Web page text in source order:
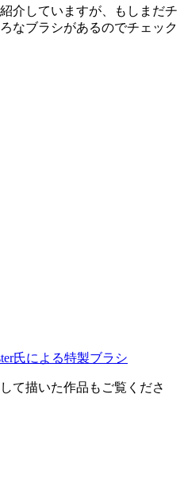
介していますが、もしまだチ
なブラシがあるのでチェック
氏による特製ブラシ
て描いた作品もご覧くださ